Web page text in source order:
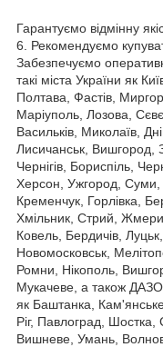
Гарантуємо відмінну
6. Рекомендуємо
Забезпечуємо
такі міста України як
Полтава, Фастів,
Маріуполь, Лозова,
Васильків, Миколаїв,
Лисичанськ, Вишгород,
Чернігів, Бориспіль,
Херсон, Ужгород, Суми,
Кременчук, Горлівка,
Хмільник, Стрий,
Ковель, Бердичів,
Новомосковськ,
Ромни, Нікополь,
Мукачеве, а також
як Баштанка,
Ріг, Павлоград, Шостка,
Вишневе, Умань,